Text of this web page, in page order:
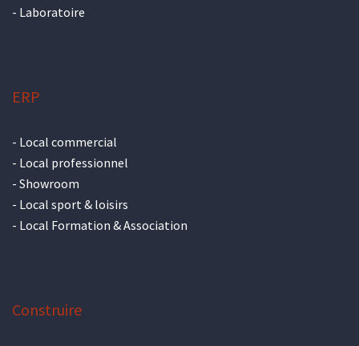
- Laboratoire
ERP
- Local commercial
- Local professionnel
- Showroom
- Local sport & loisirs
- Local Formation & Association
Construire